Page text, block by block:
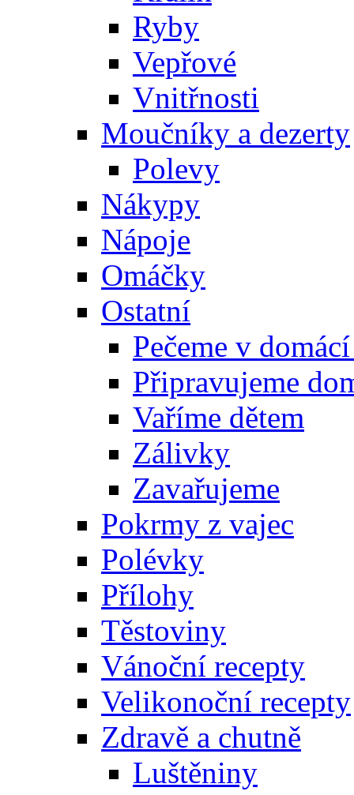
Ryby
Vepřové
Vnitřnosti
Moučníky a dezerty
Polevy
Nákypy
Nápoje
Omáčky
Ostatní
Pečeme v
Připravujeme
Vaříme dětem
Zálivky
Zavařujeme
Pokrmy z vajec
Polévky
Přílohy
Těstoviny
Vánoční recepty
Velikonoční recepty
Zdravě a chutně
Luštěniny